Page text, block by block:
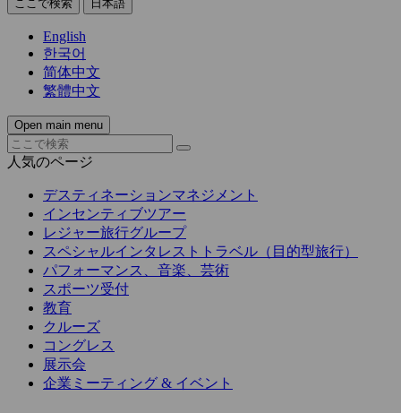
ここで検索 日本語
English
한국어
简体中文
繁體中文
Open main menu
人気のページ
デスティネーションマネジメント
インセンティブツアー
レジャー旅行グループ
スペシャルインタレストトラベル（目的型旅行）
パフォーマンス、音楽、芸術
スポーツ受付
教育
クルーズ
コングレス
展示会
企業ミーティング & イベント